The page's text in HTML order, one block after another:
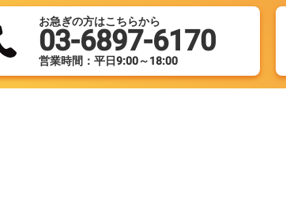
お急ぎの方はこちらから
03-6897-6170
営業時間：平日9:00～18:00